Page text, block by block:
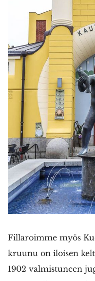
Fillaroimme myös
kruunu on iloisen
1902 valmistuneen